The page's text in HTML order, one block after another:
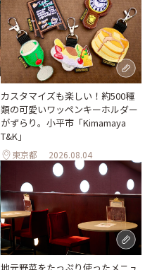
カスタマイズも楽しい！約500種
類の可愛いワッペンキーホルダー
がずらり。小平市「Kimamaya
T&K」
東京都 2026.08.04
地元野菜をたっぷり使ったメニュ